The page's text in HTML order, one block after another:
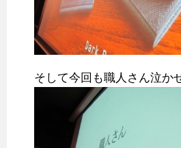
そして今回も職人さん泣か